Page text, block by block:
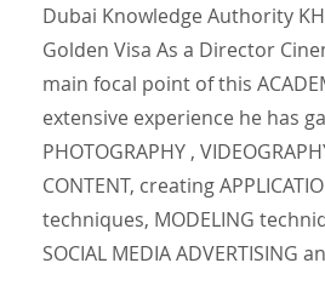
Dubai Knowledge Authority
Golden Visa As a Director
main focal point of this
extensive experience he has
PHOTOGRAPHY ,
CONTENT, creating
techniques, MODELING
SOCIAL MEDIA ADVERTISING